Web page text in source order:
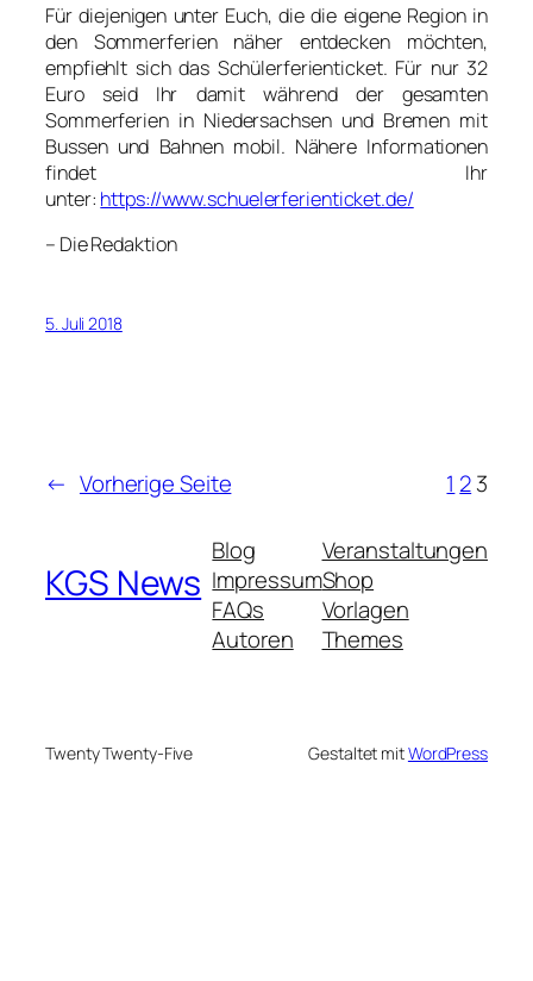
Für diejenigen unter Euch, die die eigene Region in
den Sommerferien näher entdecken möchten,
empfiehlt sich das Schülerferienticket. Für nur 32
Euro seid Ihr damit während der gesamten
Sommerferien in Niedersachsen und Bremen mit
Bussen und Bahnen mobil. Nähere Informationen
findet Ihr
unter: https://www.schuelerferienticket.de/
– Die Redaktion
5. Juli 2018
← Vorherige Seite 1 23
KGS News
Blog
Impressum
FAQs
Autoren
Veranstaltungen
Shop
Vorlagen
Themes
Twenty Twenty-Five Gestaltet mitWordPress